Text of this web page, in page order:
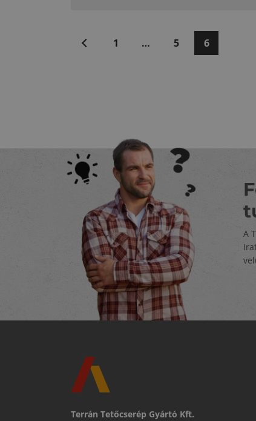
Bejegyzések
Előző 1 … 5 6
A
Terrán Tetőcserép Gyártó Kft.